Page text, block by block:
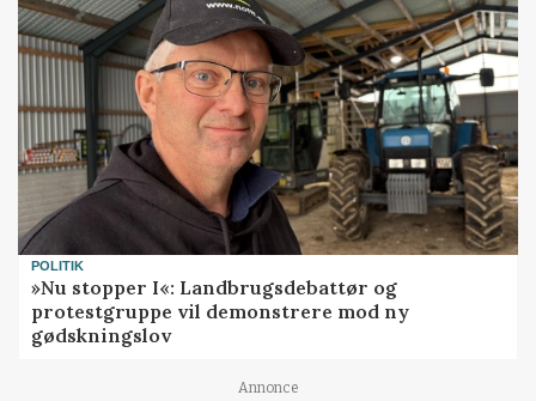
POLITIK
»Nu stopper I«: Landbrugsdebattør og
protestgruppe vil demonstrere mod ny
gødskningslov
Annonce